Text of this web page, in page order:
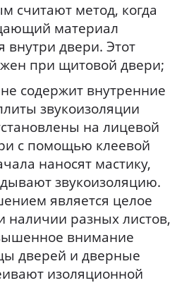
считают метод, когда
материал
внутри двери. Этот
при щитовой двери;
содержит внутренние
звукоизоляции
на лицевой
с помощью клеевой
наносят мастику,
звукоизоляцию.
является целое
наличии разных листов,
внимание
дверей и дверные
изоляционной